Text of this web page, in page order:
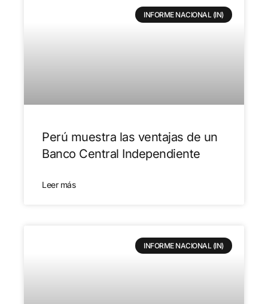
INFORME NACIONAL (IN)
Perú muestra las ventajas de un
Banco Central Independiente
Leer más
INFORME NACIONAL (IN)